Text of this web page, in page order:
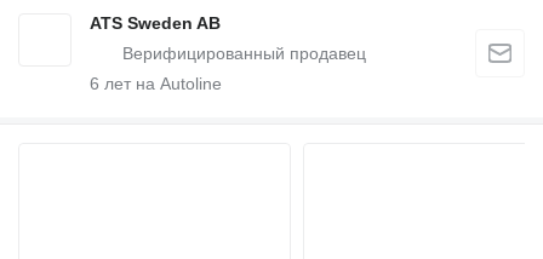
ATS Sweden AB
6 лет на Autoline